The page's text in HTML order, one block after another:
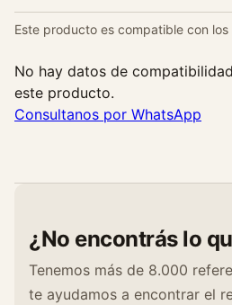
Este producto es compatible con
No hay datos de
este producto.
Consultanos por WhatsApp
¿No encontrás lo
Tenemos más de 8.000
te ayudamos a encontrar el